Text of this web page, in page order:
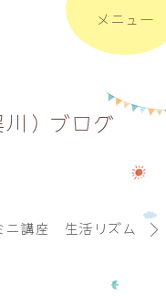
メニュー
）ブログ
講座 生活リズム